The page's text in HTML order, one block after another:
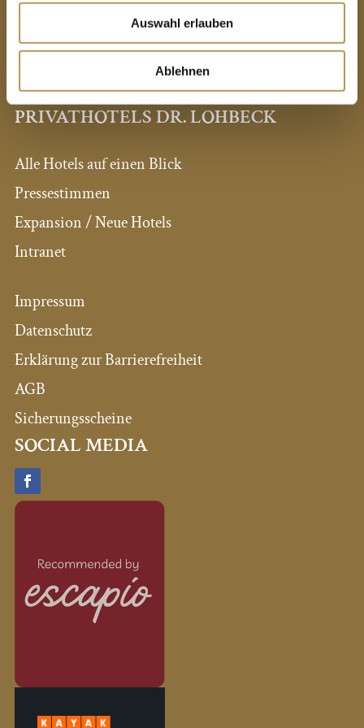
Auswahl erlauben
Ablehnen
06323 - 94240
info@schloss-edesheim.de
PRIVATHOTELS DR. LOHBECK
Alle Hotels auf einen Blick
Pressestimmen
Expansion / Neue Hotels
Intranet
Impressum
Datenschutz
Erklärung zur Barrierefreiheit
AGB
Sicherungsscheine
SOCIAL MEDIA